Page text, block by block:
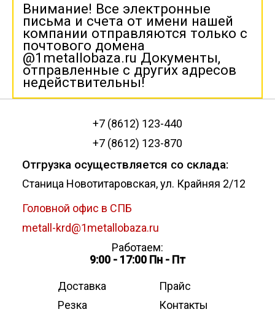
Внимание! Все электронные
письма и счета от имени нашей
компании отправляются только с
почтового домена
@1metallobaza.ru Документы,
отправленные с других адресов
недействительны!
+7 (8612) 123-440
+7 (8612) 123-870
Отгрузка осуществляется со склада:
Станица Новотитаровская, ул. Крайняя 2/12
Головной офис в СПБ
metall-krd@1metallobaza.ru
Работаем:
9:00 - 17:00 Пн - Пт
Доставка
Прайс
Резка
Контакты